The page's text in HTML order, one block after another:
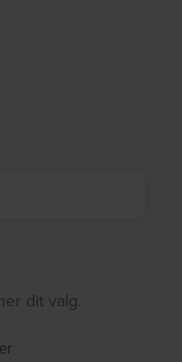
dit valg.